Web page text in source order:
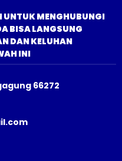
MENGHUBUNGI
BISA LANGSUNG
DAN KELUHAN
INI
66272